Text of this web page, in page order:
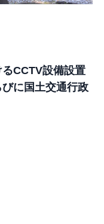
CCTV設備設置
に国土交通行政